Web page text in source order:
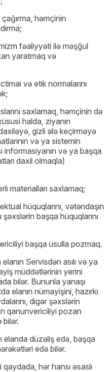
həmçinin
fəaliyyəti ilə məşğul
yaratmaq və
və etik normalarını
saxlamaq, həmçinin də
halda, ziyanın
gizli ələ keçirməyə
və ya sistemin
və ya başqa
daxil olmaqla)
materialları saxlamaq;
hüquqlarını, vətəndaşın
başqa hüquqlarını
başqa üsulla pozmaq.
Servisdən asılı və ya
müddətlərinin yerini
bilər. Bununla yanaşı
elanın nümayişini, hazırkı
digər şəxslərin
qanunvericiliyi pozan
bilər.
elanda düzəliş edə, başqa
edə bilər.
hər hansı əsaslı